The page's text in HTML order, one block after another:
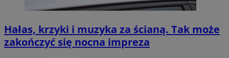
Hałas, krzyki i muzyka za ścianą. Tak może
zakończyć się nocna impreza